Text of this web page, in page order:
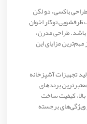
باکسی، دو لگن
توکار اخوان
باشد. طراحی مدرن،
مزایای این
در تولید تجهیزات آشپزخانه
برندهای
کیفیت ساخت
برجسته